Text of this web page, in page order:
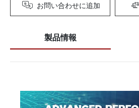
お問い合わせに追加
製品情報